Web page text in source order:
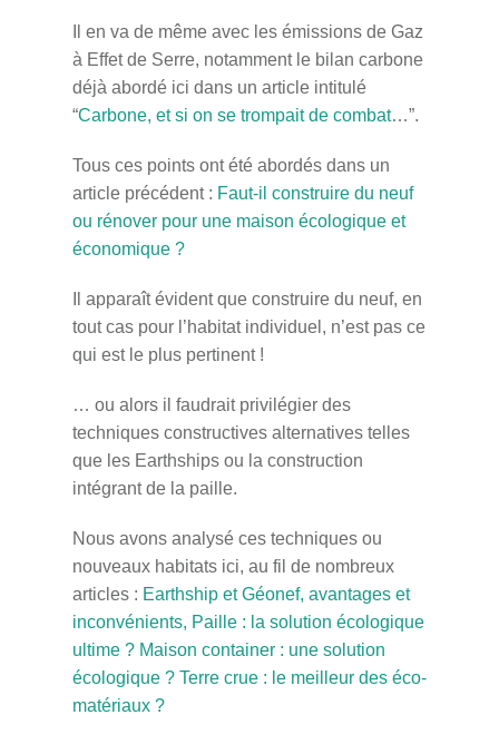
Il en va de même avec les émissions de Gaz
à Effet de Serre, notamment le bilan carbone
déjà abordé ici dans un article intitulé
“Carbone, et si on se trompait de combat…”.
Tous ces points ont été abordés dans un
article précédent : Faut-il construire du neuf
ou rénover pour une maison écologique et
économique ?
Il apparaît évident que construire du neuf, en
tout cas pour l’habitat individuel, n’est pas ce
qui est le plus pertinent !
… ou alors il faudrait privilégier des
techniques constructives alternatives telles
que les Earthships ou la construction
intégrant de la paille.
Nous avons analysé ces techniques ou
nouveaux habitats ici, au fil de nombreux
articles : Earthship et Géonef, avantages et
inconvénients, Paille : la solution écologique
ultime ? Maison container : une solution
écologique ? Terre crue : le meilleur des éco-
matériaux ?